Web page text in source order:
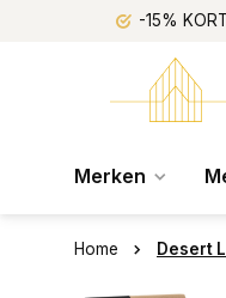
-15%
Merken
Home Desert